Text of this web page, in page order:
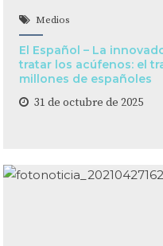
Medios
El Español – La
tratar los acúfenos: el
millones de españoles
31 de octubre de 2025